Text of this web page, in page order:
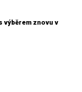
výběrem znovu v